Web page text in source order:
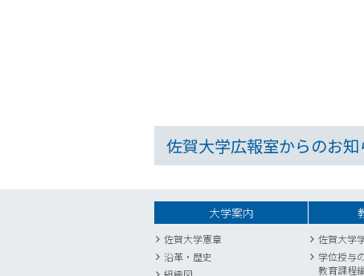
佐賀大学広報室からのお知
大学案内
佐賀大学憲章
沿革・歴史
佐賀大学
学位授与
教育課程